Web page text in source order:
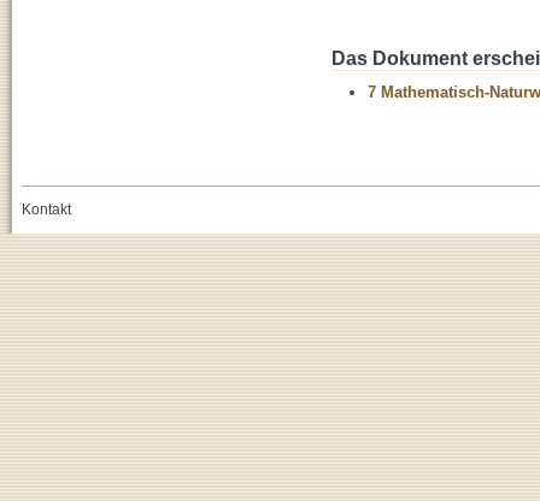
Das Dokument
7 Mathematisch-
Kontakt